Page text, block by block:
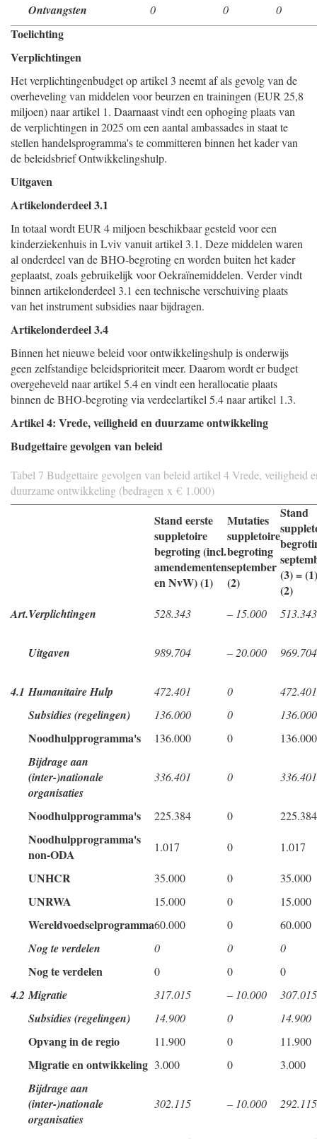
Ontvangsten 0 0 0
Toelichting
Verplichtingen
Het verplichtingenbudget op artikel 3 neemt af als gevolg van de
overheveling van middelen voor beurzen en trainingen (EUR 25,8
miljoen) naar artikel 1. Daarnaast vindt een ophoging plaats van
de verplichtingen in 2025 om een aantal ambassades in staat te
stellen handelsprogramma's te committeren binnen het kader van
de beleidsbrief Ontwikkelingshulp.
Uitgaven
Artikelonderdeel 3.1
In totaal wordt EUR 4 miljoen beschikbaar gesteld voor een
kinderziekenhuis in Lviv vanuit artikel 3.1. Deze middelen waren
al onderdeel van de BHO-begroting en worden buiten het kader
geplaatst, zoals gebruikelijk voor Oekraïnemiddelen. Verder vindt
binnen artikelonderdeel 3.1 een technische verschuiving plaats
van het instrument subsidies naar bijdragen.
Artikelonderdeel 3.4
Binnen het nieuwe beleid voor ontwikkelingshulp is onderwijs
geen zelfstandige beleidsprioriteit meer. Daarom wordt er budget
overgeheveld naar artikel 5.4 en vindt een herallocatie plaats
binnen de BHO-begroting via verdeelartikel 5.4 naar artikel 1.3.
Artikel 4: Vrede, veiligheid en duurzame ontwikkeling
Budgettaire gevolgen van beleid
Tabel 7 Budgettaire gevolgen van beleid artikel 4 Vrede, veiligheid
duurzame ontwikkeling (bedragen x € 1.000)
Stand eerste
suppletoire
begroting (incl.
amendementen
en NvW) (1)
Mutaties
suppletoire
begroting
september
(2)
Stand
(3) =
(2)
Art.Verplichtingen 528.343 – 15.000 513.343
Uitgaven 989.704 – 20.000 969.704
4.1 Humanitaire Hulp 472.401 0 472.401
Subsidies (regelingen) 136.000 0 136.000
Noodhulpprogramma's 136.000 0 136.000
Bijdrage aan
(inter-)nationale
organisaties
336.401 0 336.401
Noodhulpprogramma's 225.384 0 225.384
Noodhulpprogramma's
non-ODA
1.017 0 1.017
UNHCR 35.000 0 35.000
UNRWA 15.000 0 15.000
Wereldvoedselprogramma60.000 0 60.000
Nog te verdelen 0 0 0
Nog te verdelen 0 0 0
4.2 Migratie 317.015 – 10.000 307.015
Subsidies (regelingen) 14.900 0 14.900
Opvang in de regio 11.900 0 11.900
Migratie en ontwikkeling 3.000 0 3.000
Bijdrage aan
(inter-)nationale
organisaties
302.115 – 10.000 292.115